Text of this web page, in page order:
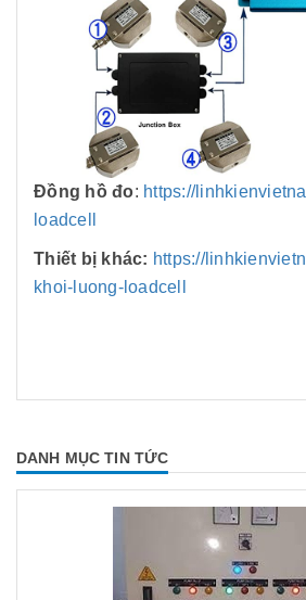
Đồng hồ đo: https://
loadcell
Thiết bị khác: https://
khoi-luong-loadcell
DANH MỤC TIN TỨC